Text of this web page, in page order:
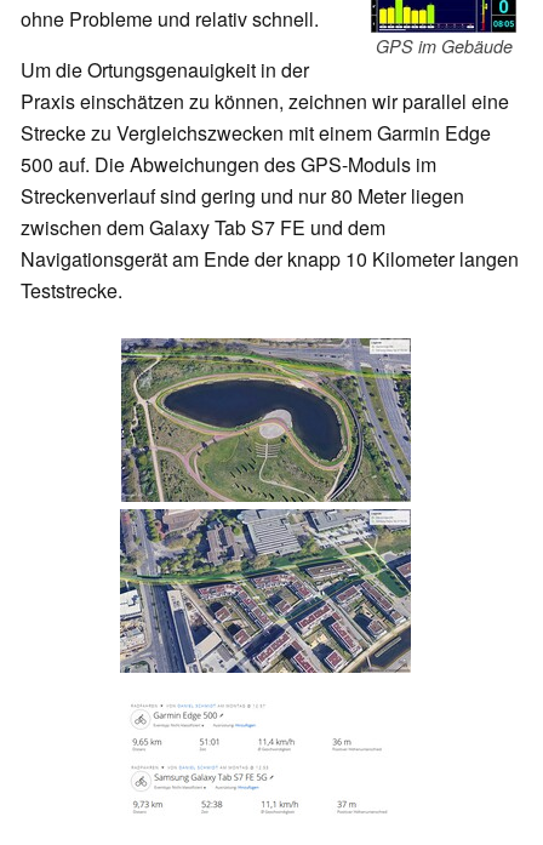
GPS im Gebäude
ohne Probleme und relativ schnell.
Um die Ortungsgenauigkeit in der
Praxis einschätzen zu können, zeichnen wir parallel eine
Strecke zu Vergleichszwecken mit einem Garmin Edge
500 auf. Die Abweichungen des GPS-Moduls im
Streckenverlauf sind gering und nur 80 Meter liegen
zwischen dem Galaxy Tab S7 FE und dem
Navigationsgerät am Ende der knapp 10 Kilometer langen
Teststrecke.